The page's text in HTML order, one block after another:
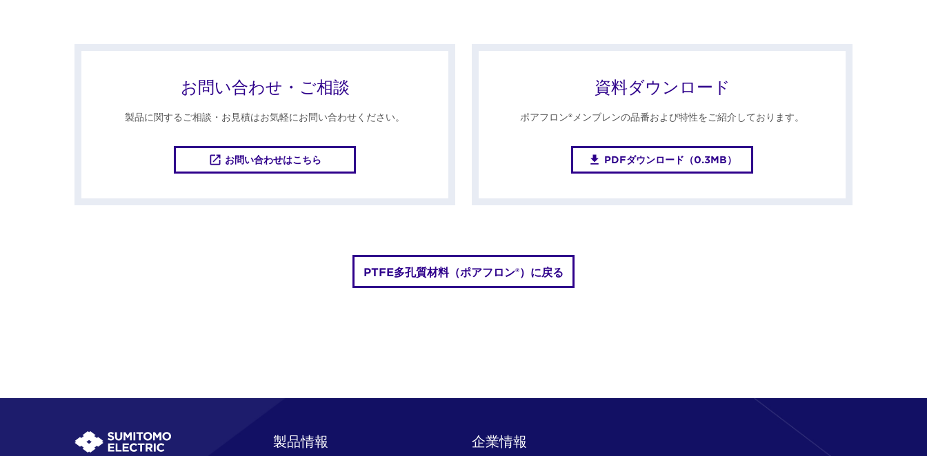
お問い合わせ・ご相談
製品に関するご相談・お見積はお気軽にお問い合わせください。
お問い合わせはこちら
資料ダウンロード
ポアフロン®メンブレンの品番および特性をご紹介しております。
PDFダウンロード（0.3MB）
PTFE多孔質材料（ポアフロン®）に戻る
製品情報 企業情報